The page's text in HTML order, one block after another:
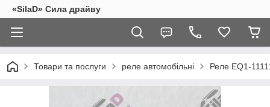
«SilaD» Сила драйву
Товари та послуги реле автомобільні Реле EQ1-